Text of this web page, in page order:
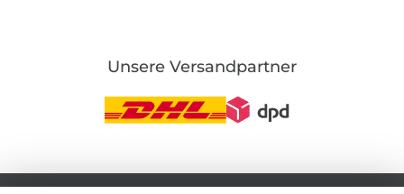
Unsere Versandpartner
In den deutschen Shop wechseln (aktuell